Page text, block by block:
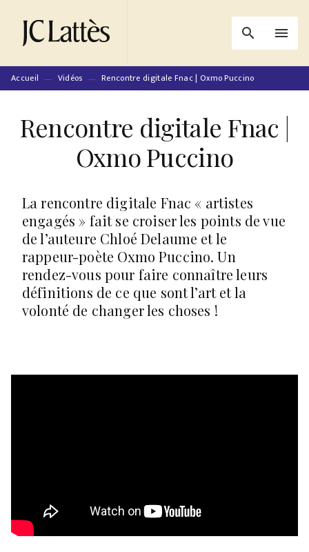
MENU RECHERCHE
PIED DE PAGE
search menu
Accueil — Vidéos — Rencontre digitale Fnac | Oxmo Puccino
Rencontre digitale Fnac |
Oxmo Puccino
La rencontre digitale Fnac « artistes
engagés » fait se croiser les points de vue
de l’auteure Chloé Delaume et le
rappeur-poète Oxmo Puccino. Un
rendez-vous pour faire connaître leurs
définitions de ce que sont l’art et la
volonté de changer les choses !